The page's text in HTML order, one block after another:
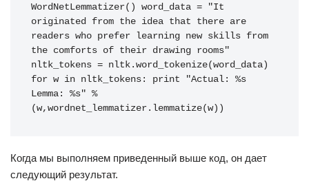
WordNetLemmatizer() word_data =
"It
originated from the idea that there are
readers who prefer learning new skills from
the comforts of their drawing rooms"
nltk_tokens = nltk . word_tokenize( word_data )
for w in nltk_tokens : print
"Actual: %s
Lemma: %s" %
( w, wordnet_lemmatizer . lemmatize( w))
Когда мы выполняем приведенный выше код, он дает
следующий результат.